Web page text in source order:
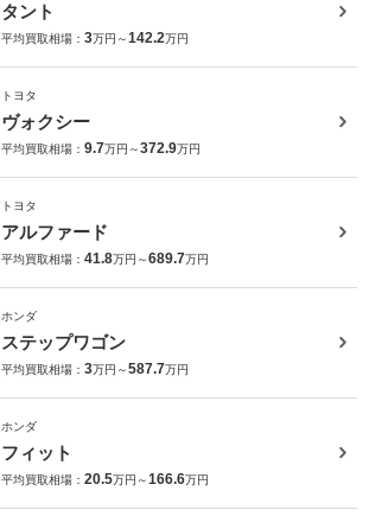
タント
平均買取相場： 3万円～142.2万円
トヨタ
ヴォクシー
平均買取相場： 9.7万円～372.9万円
トヨタ
アルファード
平均買取相場： 41.8万円～689.7万円
ホンダ
ステップワゴン
平均買取相場： 3万円～587.7万円
ホンダ
フィット
平均買取相場： 20.5万円～166.6万円